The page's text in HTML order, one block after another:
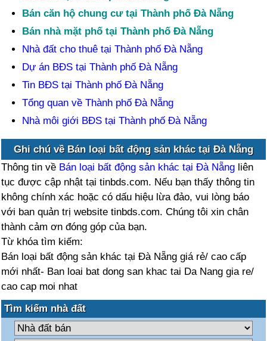
Bán căn hộ chung cư tại Thành phố Đà Nẵng
Bán nhà mặt phố tại Thành phố Đà Nẵng
Nhà đất cho thuê tại Thành phố Đà Nẵng
Dự án BĐS tại Thành phố Đà Nẵng
Tin BĐS tại Thành phố Đà Nẵng
Tổng quan về Thành phố Đà Nẵng
Nhà môi giới BĐS tại Thành phố Đà Nẵng
Ghi chú về Bán loại bất động sản khác tại Đà Nẵng
Thông tin về Bán loại bất động sản khác tại Đà Nẵng liên
tục được cập nhật tại tinbds.com. Nếu bạn thấy thông tin
không chính xác hoặc có dấu hiệu lừa đảo, vui lòng báo
với ban quản trị website tinbds.com. Chúng tôi xin chân
thành cảm ơn đóng góp của bạn.
Từ khóa tìm kiếm:
Bán loại bất động sản khác tại Đà Nẵng giá rẻ/ cao cấp
mới nhất- Ban loai bat dong san khac tai Da Nang gia re/
cao cap moi nhat
Tìm kiếm nhà đất